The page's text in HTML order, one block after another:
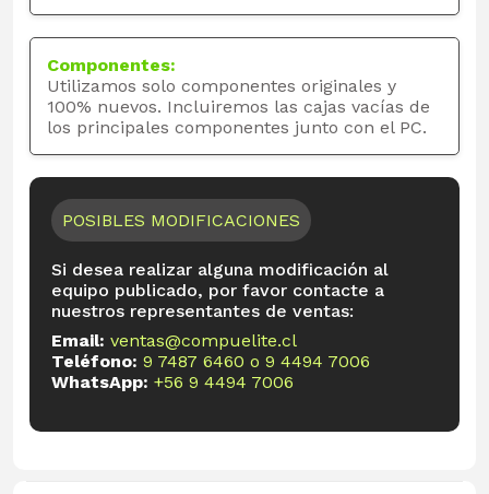
Componentes:
Utilizamos solo componentes originales y
100% nuevos. Incluiremos las cajas vacías de
los principales componentes junto con el PC.
POSIBLES MODIFICACIONES
Si desea realizar alguna modificación al
equipo publicado, por favor contacte a
nuestros representantes de ventas:
Email: ventas@compuelite.cl
Teléfono: 9 7487 6460 o 9 4494 7006
WhatsApp: +56 9 4494 7006